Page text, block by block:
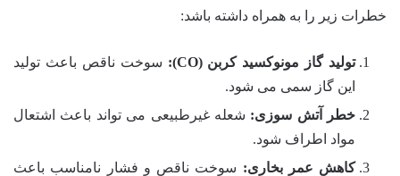
خطرات زیر را به همراه داشته باشد:
تولید گاز مونوکسید کربن (CO):
سوخت ناقص باعث تولید
این گاز سمی می شود.
خطر آتش سوزی: شعله غیرطبیعی می تواند باعث اشتعال
مواد اطراف شود.
کاهش عمر بخاری: سوخت ناقص و فشار نامناسب باعث